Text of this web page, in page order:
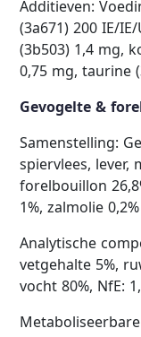
Additieven:
(3a671) 200 IE/
(3b503) 1,4 mg,
0,75 mg, taurine
Gevogelte &
Samenstelling:
spiervlees, lever,
forelbouillon
1%, zalmolie 0,2%
Analytische
vetgehalte 5%,
vocht 80%, NfE: